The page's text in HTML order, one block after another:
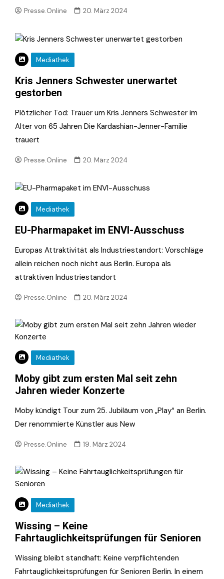
Presse.Online 20. März 2024
Mediathek
Kris Jenners Schwester unerwartet
gestorben
Plötzlicher Tod: Trauer um Kris Jenners Schwester im
Alter von 65 Jahren Die Kardashian-Jenner-Familie
trauert
Presse.Online 20. März 2024
Mediathek
EU-Pharmapaket im ENVI-Ausschuss
Europas Attraktivität als Industriestandort: Vorschläge
allein reichen noch nicht aus Berlin. Europa als
attraktiven Industriestandort
Presse.Online 20. März 2024
Mediathek
Moby gibt zum ersten Mal seit zehn
Jahren wieder Konzerte
Moby kündigt Tour zum 25. Jubiläum von „Play“ an Berlin.
Der renommierte Künstler aus New
Presse.Online 19. März 2024
Mediathek
Wissing – Keine
Fahrtauglichkeitsprüfungen für Senioren
Wissing bleibt standhaft: Keine verpflichtenden
Fahrtauglichkeitsprüfungen für Senioren Berlin. In einem